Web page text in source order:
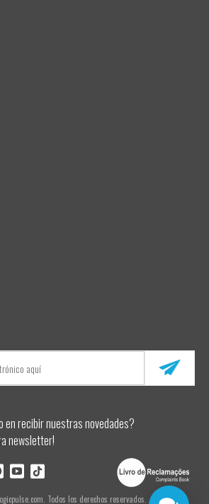
en recibir nuestras novedades?
newsletter!
Todos los derechos reservados.